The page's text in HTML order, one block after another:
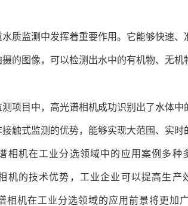
质监测中发挥着重要作用。它能够快速、
的图像，可以检测出水中的有机物、无
项目中，高光谱相机成功识别出了水体
触式监测的优势，能够实现大范围、实
相机在工业分选领域中的应用案例多
机的技术优势，工业企业可以提高生
相机在工业分选领域的应用前景将更加